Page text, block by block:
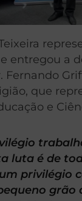
entregou a
Fernando
que
e
luta é de
privilégio
grão